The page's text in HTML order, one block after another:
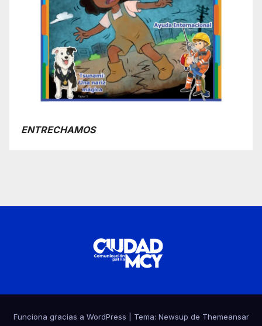
ENTRECHAMOS
Funciona gracias a WordPress Tema: Newsup de Themeansar